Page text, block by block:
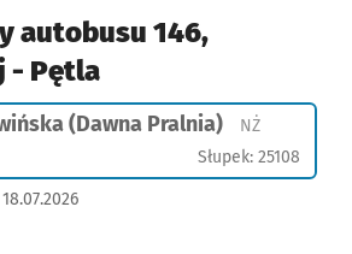
autobusu 146,
- Pętla
(Dawna Pralnia) NŻPrzystanek
Słupek: 25108
18.07.2026